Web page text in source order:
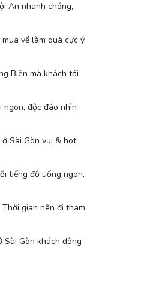
An nhanh chóng,
về làm quà cực ý
Biên mà khách tới
ngon, độc đáo nhìn
Sài Gòn vui & hot
tiếng đồ uống ngon,
gian nên đi tham
Sài Gòn khách đông